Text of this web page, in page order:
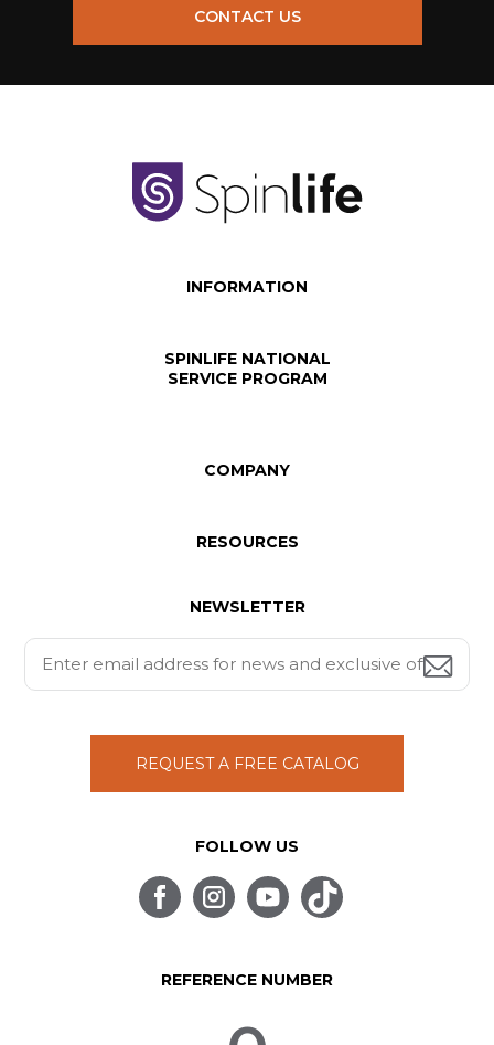
CONTACT US
INFORMATION
SPINLIFE NATIONAL
SERVICE PROGRAM
COMPANY
RESOURCES
NEWSLETTER
REQUEST A FREE CATALOG
FOLLOW US
REFERENCE NUMBER